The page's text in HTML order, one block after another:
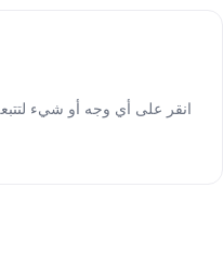
انقر على أي وجه أو شيء